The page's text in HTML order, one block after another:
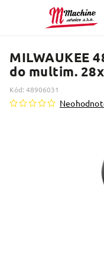
MILWAUKEE
do multim.
Kód: 48906031